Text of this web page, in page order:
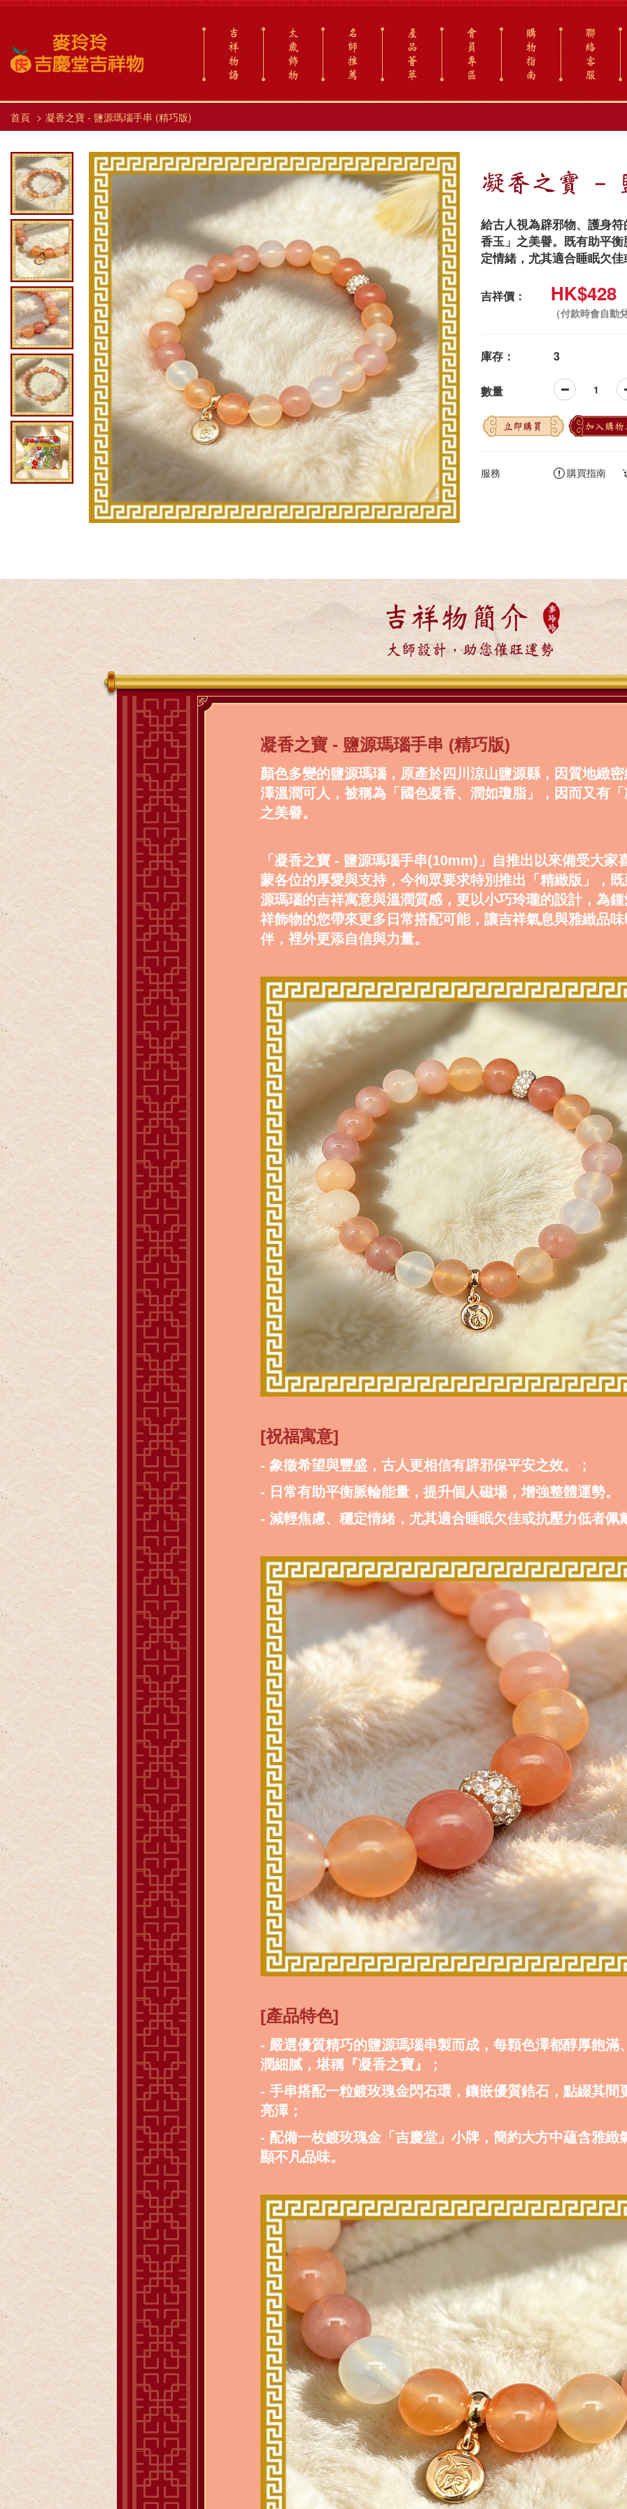
吉
祥
物
語
太
歲
飾
物
名
師
推
薦
產
品
薈
萃
會
員
專
區
購
物
指
南
聯
絡
客
服
首頁 凝香之寶 - 鹽源瑪瑙手串 (精巧版)
凝香之寶 -
給古人視為辟邪物、護身
香玉」之美譽。既有助平
定情緒，尤其適合睡眠欠
吉祥價： HK$428
（付款時會自
庫存： 3
數量
立即購買 加入購物
服務 購買指南
吉祥物簡介
大師設計，助您催旺運勢
凝香之寶 - 鹽源瑪瑙手串 (精巧版)
顏色多變的鹽源瑪瑙，原產於四川涼山鹽源縣，因質地緻
澤溫潤可人，被稱為「國色凝香、潤如瓊脂」，因而又有
之美譽。
「凝香之寶 - 鹽源瑪瑙手串(10mm)」自推出以來備受大家
蒙各位的厚愛與支持，今徇眾要求特別推出「精緻版」，
源瑪瑙的吉祥寓意與溫潤質感，更以小巧玲瓏的設計，為
祥飾物的您帶來更多日常搭配可能，讓吉祥氣息與雅緻品
伴，裡外更添自信與力量。
[祝福寓意]
- 象徵希望與豐盛，古人更相信有辟邪保平安之效。；
- 日常有助平衡脈輪能量，提升個人磁場，增強整體運勢。
- 減輕焦慮、穩定情緒，尤其適合睡眠欠佳或抗壓力低者佩
[產品特色]
- 嚴選優質精巧的鹽源瑪瑙串製而成，每顆色澤都醇厚飽滿
潤細膩，堪稱『凝香之寶』；
- 手串搭配一粒鍍玫瑰金閃石環，鑲嵌優質鋯石，點綴其間
亮澤；
- 配備一枚鍍玫瑰金「吉慶堂」小牌，簡約大方中蘊含雅緻
顯不凡品味。